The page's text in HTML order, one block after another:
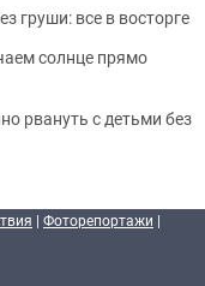
груши: все в восторге
солнце прямо
рвануть с детьми без
| Фоторепортажи |